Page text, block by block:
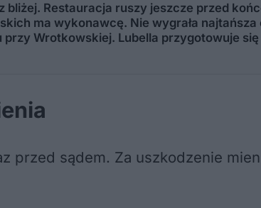
bliżej. Restauracja ruszy jeszcze przed
ma wykonawcę. Nie wygrała najtańsza
Wrotkowskiej. Lubella przygotowuje
przed sądem. Za uszkodzenie